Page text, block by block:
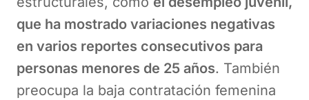
que ha mostrado variaciones negativas
en varios reportes consecutivos para
personas menores de 25 años. También
preocupa la baja contratación femenina